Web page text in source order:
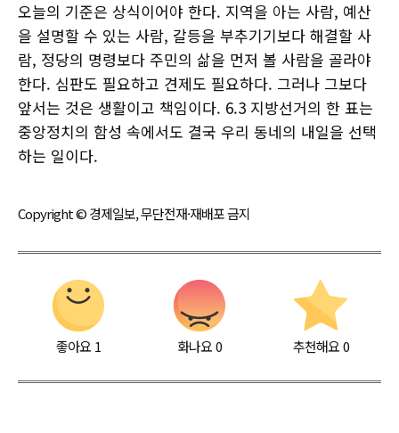
오늘의 기준은 상식이어야 한다. 지역을 아는 사람, 예산
을 설명할 수 있는 사람, 갈등을 부추기기보다 해결할 사
람, 정당의 명령보다 주민의 삶을 먼저 볼 사람을 골라야
한다. 심판도 필요하고 견제도 필요하다. 그러나 그보다
앞서는 것은 생활이고 책임이다. 6.3 지방선거의 한 표는
중앙정치의 함성 속에서도 결국 우리 동네의 내일을 선택
하는 일이다.
Copyright © 경제일보, 무단전재·재배포 금지
좋아요 1 화나요0 추천해요 0